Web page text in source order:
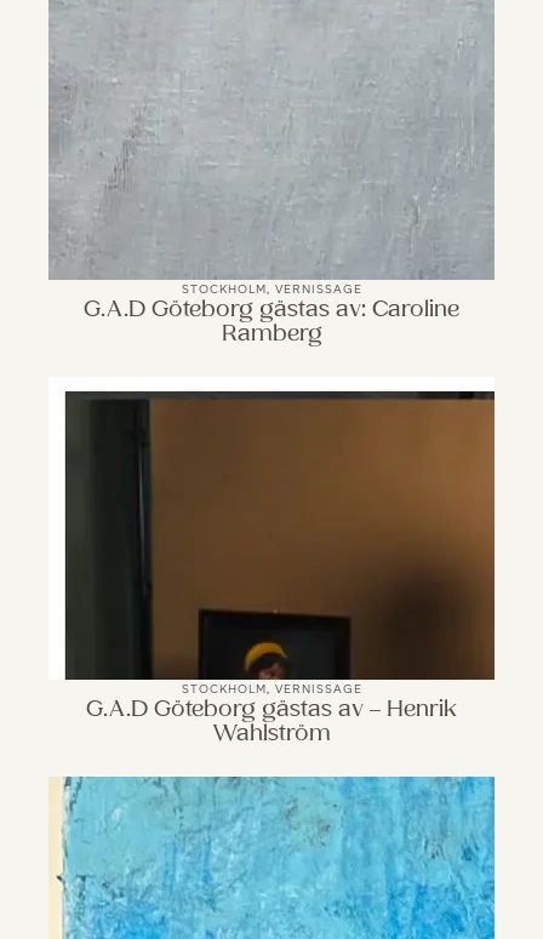
STOCKHOLM, VERNISSAGE
G.A.D Göteborg gästas av: Caroline
Ramberg
STOCKHOLM, VERNISSAGE
G.A.D Göteborg gästas av – Henrik
Wahlström